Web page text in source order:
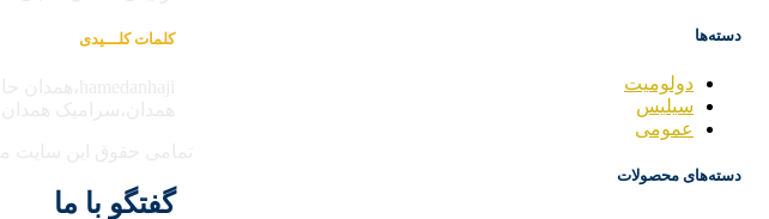
دسته‌ها
دولومیت
سیلیس
عمومی
دسته‌های محصولات
کلمات کلـــیدی
گفتگو با ما